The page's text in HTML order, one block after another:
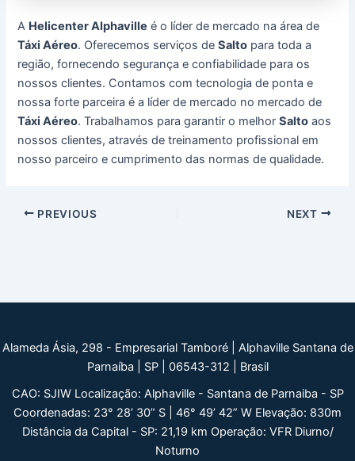
A Helicenter Alphaville é o líder de mercado na área de
Táxi Aéreo. Oferecemos serviços deSalto para toda a
região, fornecendo segurança e confiabilidade para os
nossos clientes. Contamos com tecnologia de ponta e
nossa forte parceira é a líder de mercado no mercado de
Táxi Aéreo. Trabalhamos para garantir o melhorSalto aos
nossos clientes, através de treinamento profissional em
nosso parceiro e cumprimento das normas de qualidade.
Post
PREVIOUS NEXT
Alameda Ásia, 298 - Empresarial Tamboré | Alphaville Santana de
Parnaíba | SP | 06543-312 | Brasil
CAO: SJIW Localização: Alphaville - Santana de Parnaiba - SP
Coordenadas: 23° 28’ 30” S | 46° 49’ 42” W Elevação: 830m
Distância da Capital - SP: 21,19 km Operação: VFR Diurno/
Noturno